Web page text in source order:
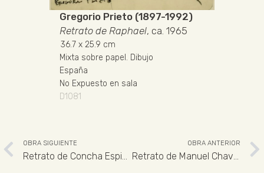
Gregorio Prieto (1897-1992)
Retrato de Raphael, ca. 1965
36.7 x 25.9 cm
Mixta sobre papel . Dibujo
España
No Expuesto en sala
D1081
OBRA SIGUIENTE OBRA ANTERIOR